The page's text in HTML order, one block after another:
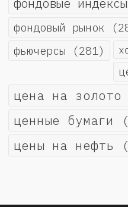
фондовые индексы
фондовый рынок
фьючерсы (281)
цена на золото
ценные бумаги
цены на нефть